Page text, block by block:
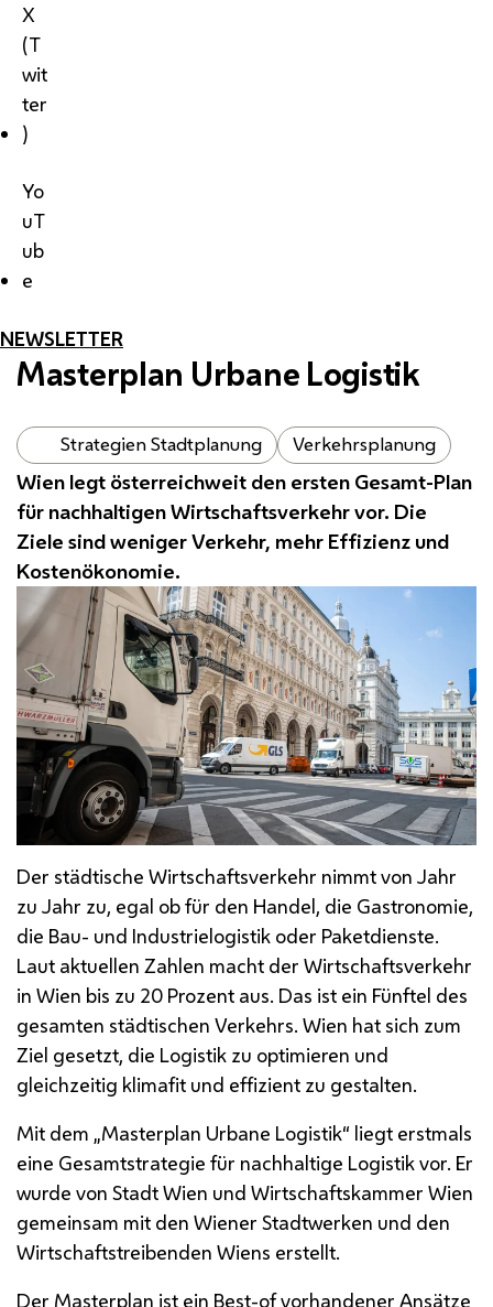
X
(T
wit
ter
)
Yo
uT
ub
e
NEWSLETTER
Masterplan Urbane Logistik
Strategien Stadtplanung Verkehrsplanung
Wien legt österreichweit den ersten Gesamt-Plan
für nachhaltigen Wirtschaftsverkehr vor. Die
Ziele sind weniger Verkehr, mehr Effizienz und
Kostenökonomie.
Der städtische Wirtschaftsverkehr nimmt von Jahr
zu Jahr zu, egal ob für den Handel, die Gastronomie,
die Bau- und Industrielogistik oder Paketdienste.
Laut aktuellen Zahlen macht der Wirtschaftsverkehr
in Wien bis zu 20 Prozent aus. Das ist ein Fünftel des
gesamten städtischen Verkehrs. Wien hat sich zum
Ziel gesetzt, die Logistik zu optimieren und
gleichzeitig klimafit und effizient zu gestalten.
Mit dem „Masterplan Urbane Logistik“ liegt erstmals
eine Gesamtstrategie für nachhaltige Logistik vor. Er
wurde von Stadt Wien und Wirtschaftskammer Wien
gemeinsam mit den Wiener Stadtwerken und den
Wirtschaftstreibenden Wiens erstellt.
Der Masterplan ist ein Best-of vorhandener Ansätze